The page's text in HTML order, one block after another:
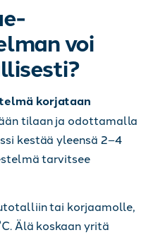
voi
korjataan
tilaan ja odottamalla
kestää yleensä 2–4
tarvitsee
tai korjaamolle,
Älä koskaan yritä